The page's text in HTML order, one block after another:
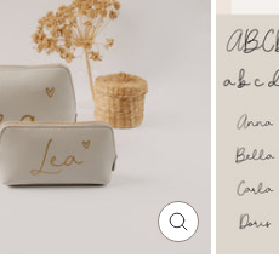
ESC)